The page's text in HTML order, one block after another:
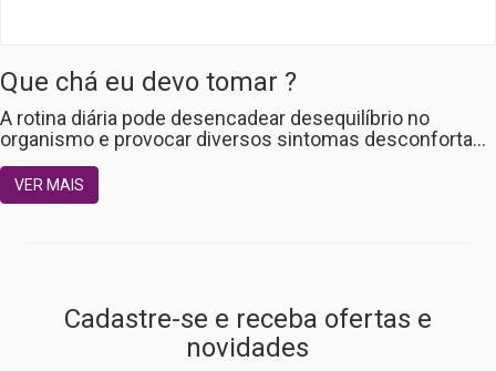
Que chá eu devo tomar ?
A rotina diária pode desencadear desequilíbrio no
organismo e provocar diversos sintomas desconforta...
VER MAIS
Cadastre-se e receba ofertas e
novidades